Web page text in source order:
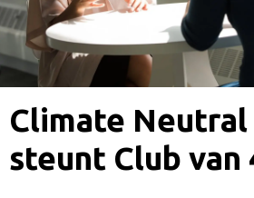
Climate Neutral
steunt Club van